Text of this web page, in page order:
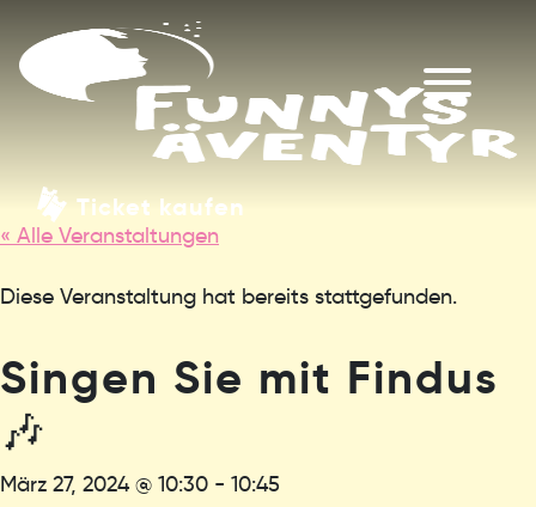
Ticket kaufen
« Alle Veranstaltungen
Diese Veranstaltung hat bereits stattgefunden.
Singen Sie mit Findus
🎶
März 27, 2024 @ 10:30 - 10:45